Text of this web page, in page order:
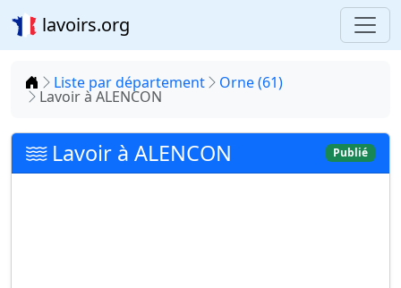
lavoirs.org
Accueil
Liste par département Orne (61)
Lavoir à ALENCON
Lavoir à ALENCON Publié